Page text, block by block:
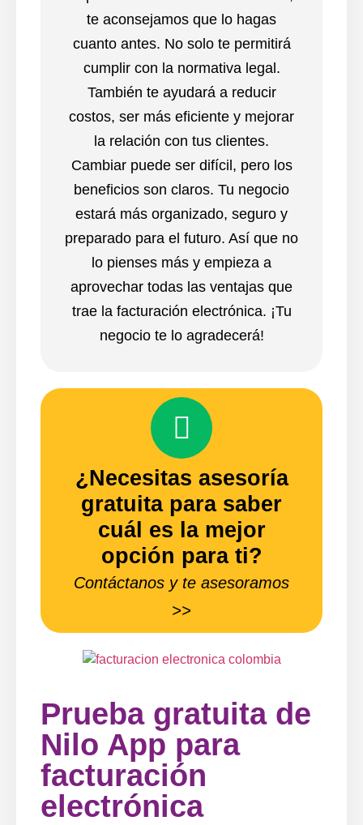
te aconsejamos que lo hagas
cuanto antes. No solo te permitirá
cumplir con la normativa legal.
También te ayudará a reducir
costos, ser más eficiente y mejorar
la relación con tus clientes.
Cambiar puede ser difícil, pero los
beneficios son claros. Tu negocio
estará más organizado, seguro y
preparado para el futuro. Así que no
lo pienses más y empieza a
aprovechar todas las ventajas que
trae la facturación electrónica. ¡Tu
negocio te lo agradecerá!
¿Necesitas asesoría
gratuita para saber
cuál es la mejor
opción para ti?
Contáctanos y te asesoramos
>>
Prueba gratuita de
Nilo App para
facturación
electrónica